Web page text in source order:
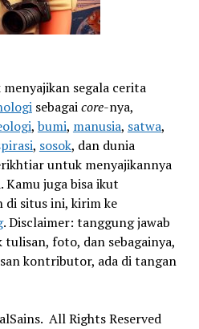
segala cerita
sebagaicore-nya,
, bumi, manusia, satwa,
, sosok, dan dunia
untuk menyajikannya
Kamu juga bisa ikut
di situs ini, kirim ke
. Disclaimer: tanggung jawab
foto, dan sebagainya,
kontributor, ada di tangan
All Rights Reserved